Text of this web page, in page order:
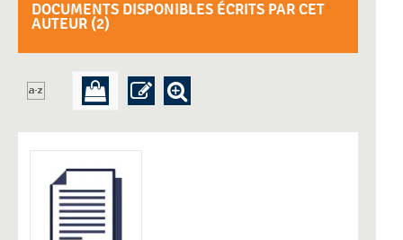
DOCUMENTS DISPONIBLES ÉCRITS PAR CET
AUTEUR (2)